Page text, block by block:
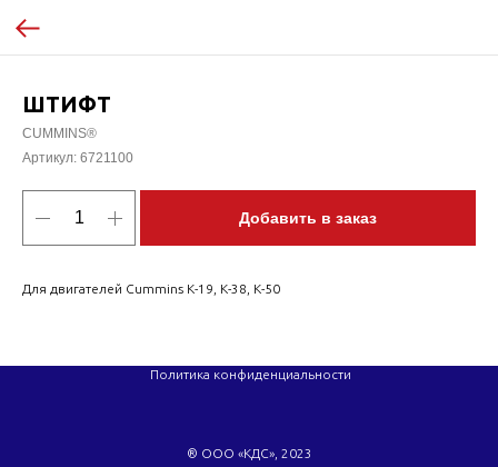
ШТИФТ
CUMMINS®
Артикул: 6721100
Добавить в заказ
Для двигателей Cummins K-19, K-38, K-50
® ООО «КДС», 2023
Политика конфиденциальности